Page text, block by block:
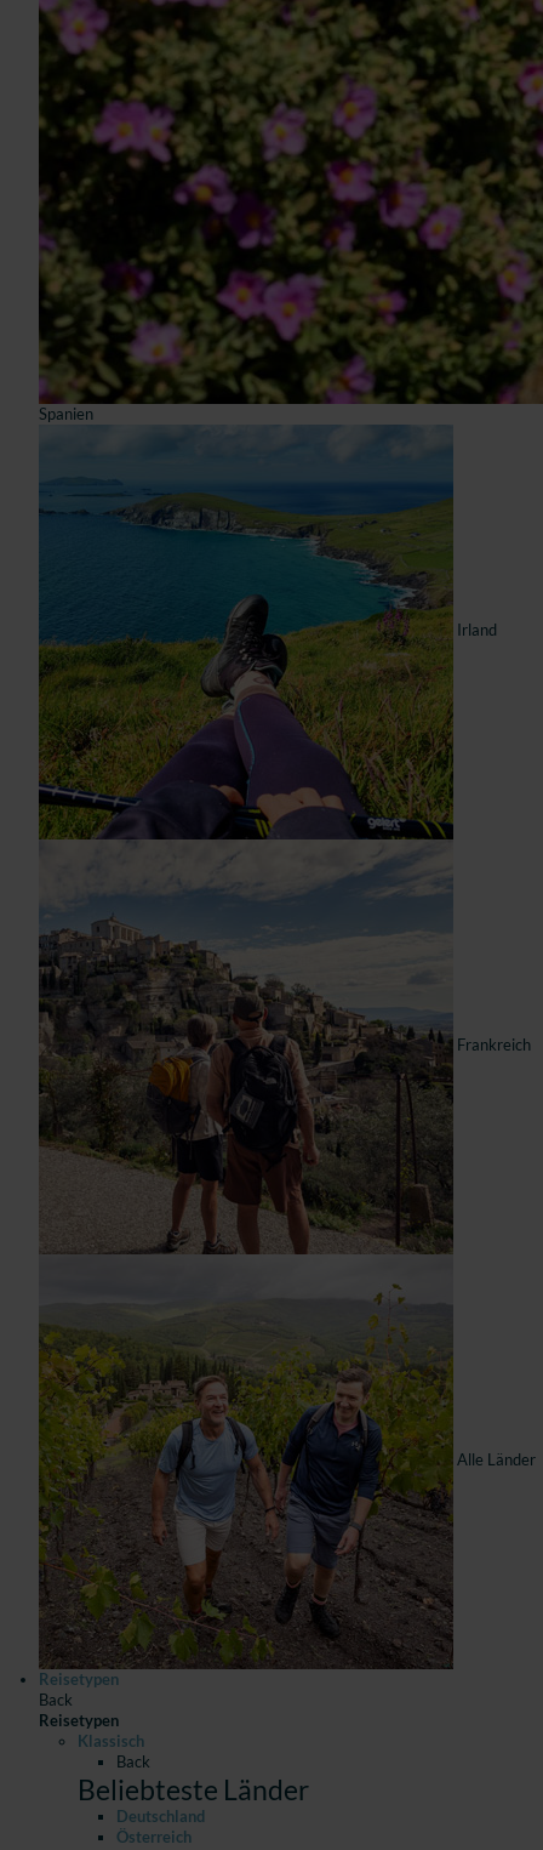
Spanien
Irland
Frankreich
Alle Länder
Reisetypen
Back
Reisetypen
Klassisch
Back
Beliebteste Länder
Deutschland
Österreich